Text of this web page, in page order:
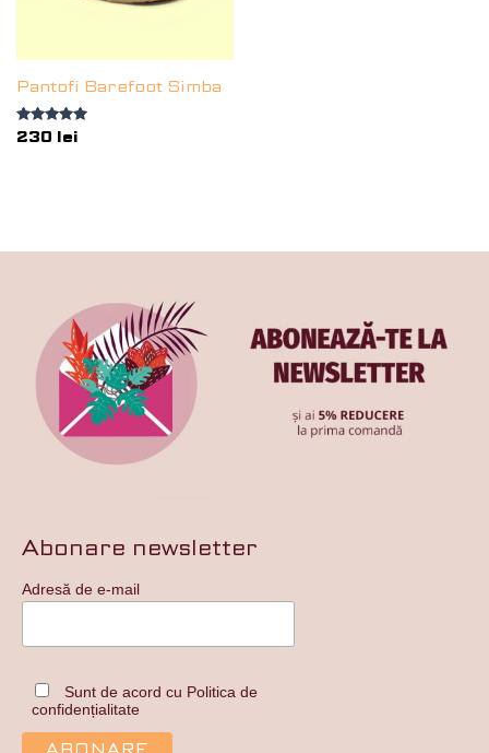
Pantofi Barefoot Simba
Evaluat la
5.00
230 lei
Abonare newsletter
Adresă de e-mail
Sunt de acord cu Politica de
confidențialitate